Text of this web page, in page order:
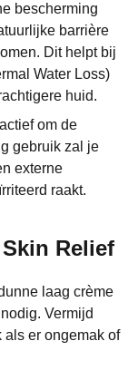
bescherming
barrière
Dit helpt bij
Water Loss)
huid.
om de
gebruik zal je
externe
raakt.
Relief
laag crème
Vermijd
als er ongemak of